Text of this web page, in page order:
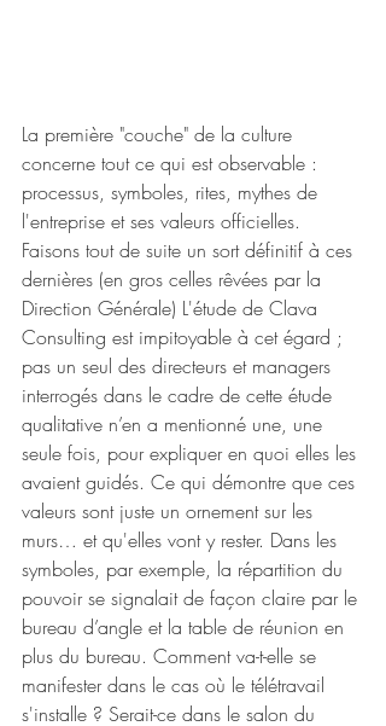
La première "couche" de la culture
concerne tout ce qui est observable :
processus, symboles, rites, mythes de
l'entreprise et ses valeurs officielles.
Faisons tout de suite un sort définitif à ces
dernières (en gros celles rêvées par la
Direction Générale) L'étude de Clava
Consulting est impitoyable à cet égard ;
pas un seul des directeurs et managers
interrogés dans le cadre de cette étude
qualitative n’en a mentionné une, une
seule fois, pour expliquer en quoi elles les
avaient guidés. Ce qui démontre que ces
valeurs sont juste un ornement sur les
murs… et qu'elles vont y rester. Dans les
symboles, par exemple, la répartition du
pouvoir se signalait de façon claire par le
bureau d’angle et la table de réunion en
plus du bureau. Comment va-t-elle se
manifester dans le cas où le télétravail
s'installe ? Serait-ce dans le salon du